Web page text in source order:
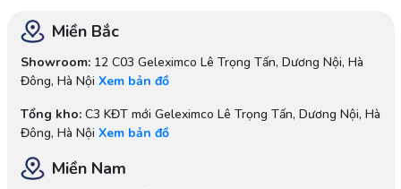
Miền Bắc
Showroom:12 C03 Geleximco Lê Trọng Tấn, Dương Nội, Hà
Đông, Hà Nội Xem bản đồ
Tổng kho:C3 KĐT mới Geleximco Lê Trọng Tấn, Dương Nội, Hà
Đông, Hà Nội Xem bản đồ
Miền Nam